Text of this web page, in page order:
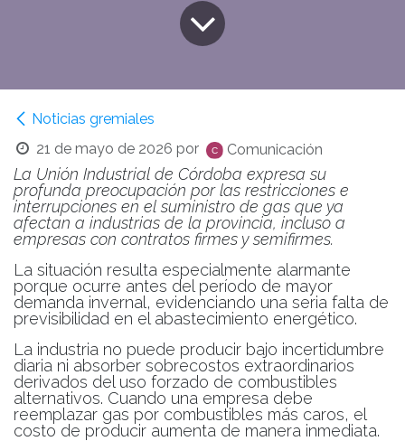
Noticias gremiales
21 de mayo de 2026 por Comunicación
La Unión Industrial de Córdoba expresa su
profunda preocupación por las restricciones e
interrupciones en el suministro de gas que ya
afectan a industrias de la provincia, incluso a
empresas con contratos firmes y semifirmes.
La situación resulta especialmente alarmante
porque ocurre antes del período de mayor
demanda invernal, evidenciando una seria falta de
previsibilidad en el abastecimiento energético.
La industria no puede producir bajo incertidumbre
diaria ni absorber sobrecostos extraordinarios
derivados del uso forzado de combustibles
alternativos. Cuando una empresa debe
reemplazar gas por combustibles más caros, el
costo de producir aumenta de manera inmediata.